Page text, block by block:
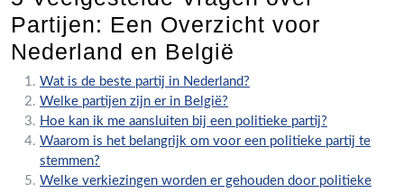
Partijen: Een Overzicht voor
Nederland en België
Wat is de beste partij in Nederland?
Welke partijen zijn er in België?
Hoe kan ik me aansluiten bij een politieke partij?
Waarom is het belangrijk om voor een politieke partij te
stemmen?
Welke verkiezingen worden er gehouden door politieke